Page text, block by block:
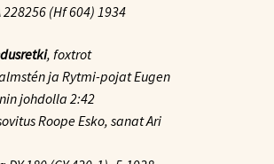
228256 (Hf 604) 1934
, foxtrot
ja Rytmi-pojat Eugen
johdolla 2:42
Roope Esko, sanat Ari